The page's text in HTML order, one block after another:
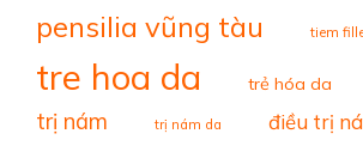
pensilia vũng tàu tiem
tre hoa da trẻ hóa da
trị nám trị nám da điều trị